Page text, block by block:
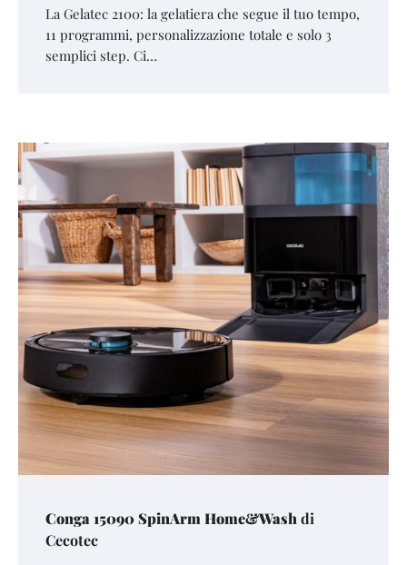
La Gelatec 2100: la gelatiera che segue il tuo tempo,
11 programmi, personalizzazione totale e solo 3
semplici step. Ci…
Conga 15090 SpinArm Home&Washdi
Cecotec